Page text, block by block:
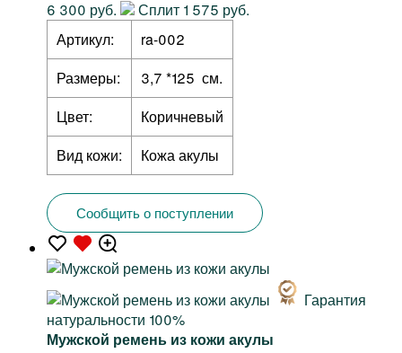
6 300 руб.
Сплит 1 575 руб.
Артикул:
ra-002
Размеры:
3,7 *125 см.
Цвет:
Коричневый
Вид кожи:
Кожа акулы
Сообщить о поступлении
Гарантия
натуральности 100%
Мужской ремень из кожи акулы